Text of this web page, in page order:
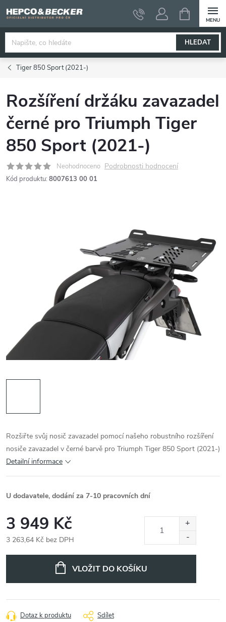
na
obsah
HLEDAT
NÁKUPNÍ
KOŠÍK
Tiger 850 Sport (2021-)
Rozšíření držáku zavazadel
černé pro Triumph Tiger
850 Sport (2021-)
Neohodnoceno Podrobnosti hodnocení
Kód produktu: 8007613 00 01
Rozšiřte svůj nosič zavazadel pomocí našeho robustního rozšíření
nosiče zavazadel v černé barvě pro Triumph Tiger 850 Sport (2021-)
Detailní informace
U dodavatele, dodání za 7-10 pracovních dní
3 949 Kč
3 263,64 Kč bez DPH
VLOŽIT DO KOŠÍKU
Dotaz k produktu Sdílet